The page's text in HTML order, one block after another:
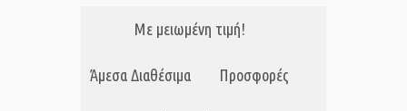
Με μειωμένη τιμή!
Άμεσα Διαθέσιμα Προσφορές